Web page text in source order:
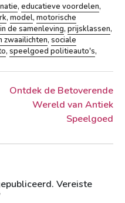
, educatieve voordelen,
, model, motorische
de samenleving, prijsklassen,
zwaailichten, sociale
, speelgoed politieauto's,
Ontdek de Betoverende
Wereld van Antiek
Speelgoed
Vereiste